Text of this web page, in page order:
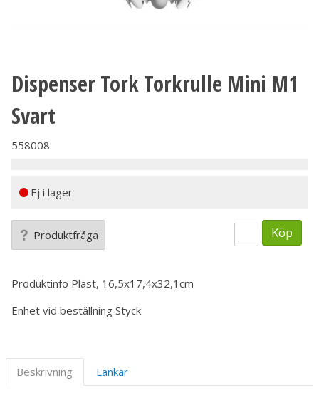
Dispenser Tork Torkrulle Mini M1
Svart
558008
Ej i lager
Produktfråga Köp
Produktinfo Plast, 16,5x17,4x32,1cm
Enhet vid beställning Styck
Beskrivning Länkar